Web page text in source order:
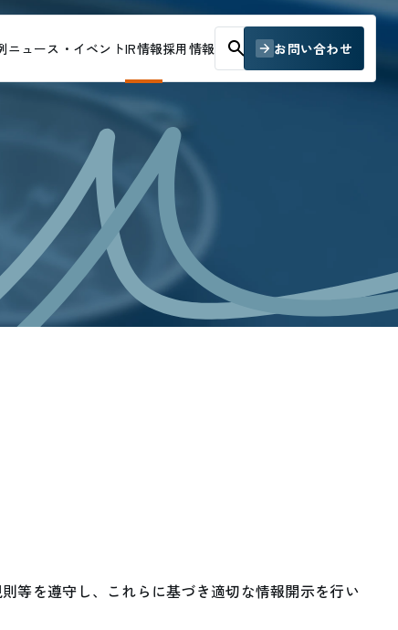
ニュース・イベントIR情報採用情報 お問い合わせ
等を遵守し、これらに基づき適切な情報開示を行い